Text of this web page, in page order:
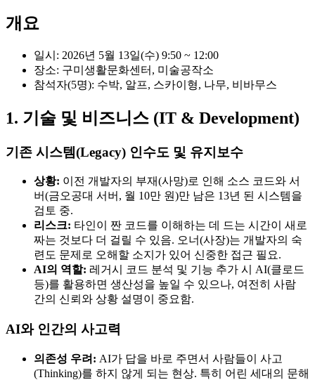
개요
일시: 2026년 5월 13일(수) 9:50 ~ 12:00
장소: 구미생활문화센터, 미술공작소
참석자(5명): 수박, 알프, 스카이형, 나무, 비바무스
1. 기술 및 비즈니스 (IT & Development)
기존 시스템(Legacy) 인수도 및 유지보수
상황: 이전 개발자의 부재(사망)로 인해 소스 코드와 서
버(금오공대 서버, 월 10만 원)만 남은 13년 된 시스템을
검토 중.
리스크: 타인이 짠 코드를 이해하는 데 드는 시간이 새로
짜는 것보다 더 걸릴 수 있음. 오너(사장)는 개발자의 숙
련도 문제로 오해할 소지가 있어 신중한 접근 필요.
AI의 역할: 레거시 코드 분석 및 기능 추가 시 AI(클로드
등)를 활용하면 생산성을 높일 수 있으나, 여전히 사람
간의 신뢰와 상황 설명이 중요함.
AI와 인간의 사고력
의존성 우려: AI가 답을 바로 주면서 사람들이 사고
(Thinking)를 하지 않게 되는 현상. 특히 어린 세대의 문해